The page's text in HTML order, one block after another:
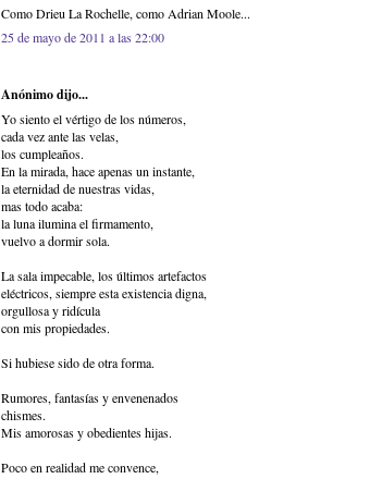
Como Drieu La Rochelle, como Adrian Moole...
25 de mayo de 2011 a las 22:00
Anónimo dijo...
Yo siento el vértigo de los números,
cada vez ante las velas,
los cumpleaños.
En la mirada, hace apenas un instante,
la eternidad de nuestras vidas,
mas todo acaba:
la luna ilumina el firmamento,
vuelvo a dormir sola.
La sala impecable, los últimos artefactos
eléctricos, siempre esta existencia digna,
orgullosa y ridícula
con mis propiedades.
Si hubiese sido de otra forma.
Rumores, fantasías y envenenados
chismes.
Mis amorosas y obedientes hijas.
Poco en realidad me convence,